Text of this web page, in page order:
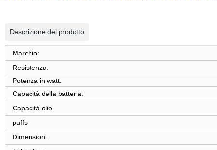
Descrizione del prodotto
Marchio:
Resistenza:
Potenza in watt:
Capacità della batteria:
Capacità olio
puffs
Dimensioni: